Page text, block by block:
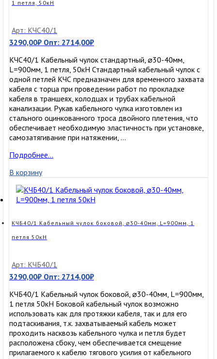
80кН
1 петля, 50кН
Арт: КЧС40/1
3290,00₽ Опт: 2714,00₽
КЧС40/1 Кабельный чулок стандартный, ⌀30-40мм,
L=900мм, 1 петля, 50кН Стандартный кабельный чулок с
одной петлей КЧС предназначен для временного захвата
кабеля с торца при проведении работ по прокладке
кабеля в траншеях, колодцах и трубах кабельной
канализации. Рукав кабельного чулка изготовлен из
стального оцинкованного троса двойного плетения, что
обеспечивает необходимую эластичность при установке,
самозатягивание при натяжении, …
КЧС40/1
чулок
стандартный,
⌀30-
40мм,
1
50кН
Подробнее…
В корзину
КЧБ40/1 Кабельный чулок боковой, ⌀30-40мм, L=900мм, 1
петля 50кН
Арт: КЧБ40/1
3290,00₽ Опт: 2714,00₽
КЧБ40/1 Кабельный чулок боковой, ⌀30-40мм, L=900мм,
1 петля 50кН Боковой кабельный чулок возможно
использовать как для протяжки кабеля, так и для его
подтаскивания, т.к. захватываемый кабель может
проходить насквозь кабельного чулка и петля будет
расположена сбоку, чем обеспечивается смещение
прилагаемого к кабелю тягового усилия от кабельного